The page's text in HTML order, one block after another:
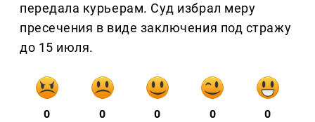
передала курьерам. Суд избрал меру
пресечения в виде заключения под стражу
до 15 июля.
0 0 0 0 0